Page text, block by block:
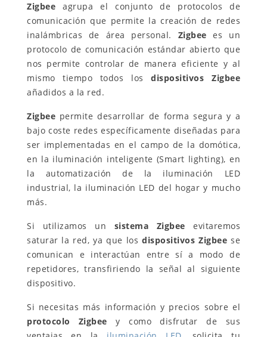
Zigbee agrupa el conjunto de protocolos de
comunicación que permite la creación de redes
inalámbricas de área personal. Zigbee es un
protocolo de comunicación estándar abierto que
nos permite controlar de manera eficiente y al
mismo tiempo todos losdispositivos Zigbee
añadidos a la red.
Zigbee permite desarrollar de forma segura y a
bajo coste redes específicamente diseñadas para
ser implementadas en el campo de la domótica,
en la iluminación inteligente (Smart lighting), en
la automatización de la iluminación LED
industrial, la iluminación LED del hogar y mucho
más.
Si utilizamos un sistema Zigbee evitaremos
saturar la red, ya que losdispositivos Zigbee se
comunican e interactúan entre sí a modo de
repetidores, transfiriendo la señal al siguiente
dispositivo.
Si necesitas más información y precios sobre el
protocolo Zigbee y como disfrutar de sus